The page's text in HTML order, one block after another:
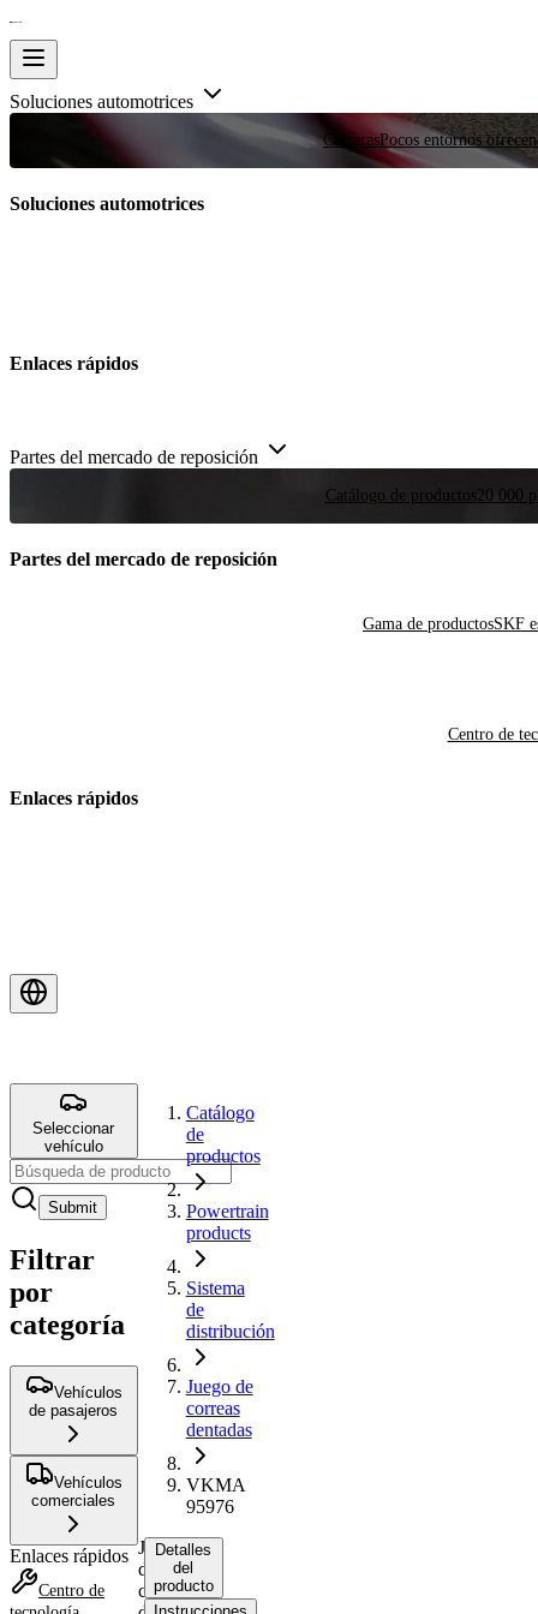
Soluciones automotrices
CarrerasPocos entornos
Soluciones automotrices
Enlaces rápidos
Partes del mercado de reposición
Catálogo de productos20 000
Partes del mercado de reposición
Gama de productosSKF
Centro de
Enlaces rápidos
Seleccionar
vehículo
Submit
Filtrar
por
categoría
Vehículos
de pasajeros
Vehículos
comerciales
Enlaces rápidos
Centro de
Catálogo
de
productos
Powertrain
products
Sistema
de
distribución
Juego de
correas
dentadas
VKMA
95976
Juego
de
correas
Detalles
del
producto